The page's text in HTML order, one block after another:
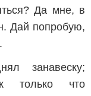
Да мне, в
Дай попробую,
занавеску;
только что